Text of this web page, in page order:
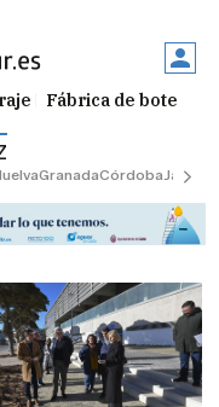
Fábrica de botellas
GranadaCórdobaJaén